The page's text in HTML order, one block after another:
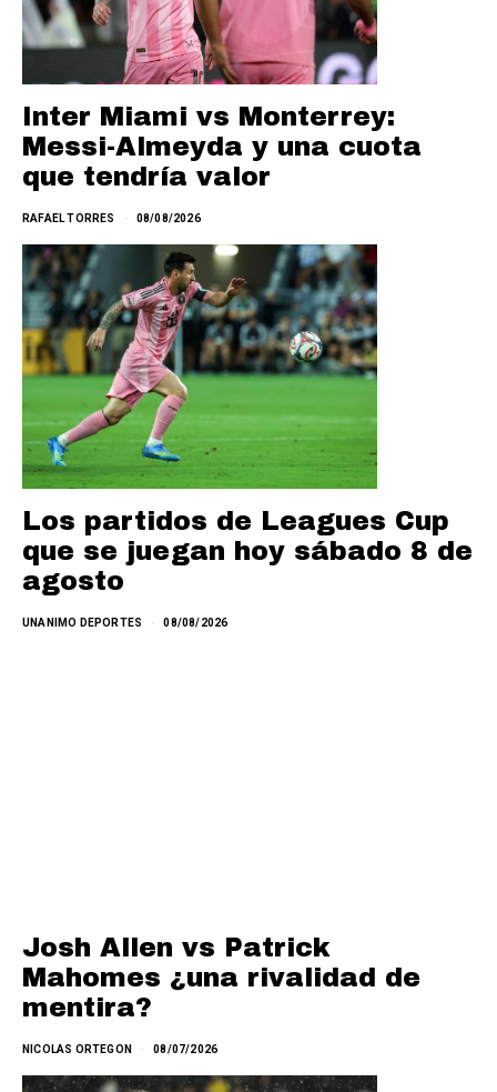
Inter Miami vs Monterrey:
Messi-Almeyda y una cuota
que tendría valor
RAFAEL TORRES 08/08/2026
Los partidos de Leagues Cup
que se juegan hoy sábado 8 de
agosto
UNANIMO DEPORTES 08/08/2026
Josh Allen vs Patrick
Mahomes ¿una rivalidad de
mentira?
NICOLAS ORTEGON 08/07/2026